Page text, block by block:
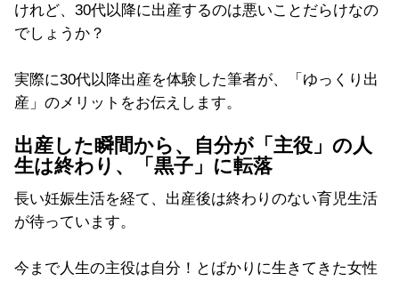
けれど、30代以降に出産するのは悪いことだらけなの
でしょうか？
実際に30代以降出産を体験した筆者が、「ゆっくり出
産」のメリットをお伝えします。
出産した瞬間から、自分が「主役」の人
生は終わり、「黒子」に転落
長い妊娠生活を経て、出産後は終わりのない育児生活
が待っています。
今まで人生の主役は自分！とばかりに生きてきた女性